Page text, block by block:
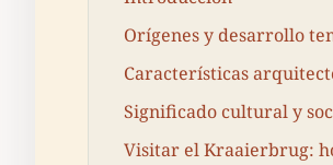
Orígenes y desarrollo
Características
Significado cultural y
Visitar el Kraaierbrug: